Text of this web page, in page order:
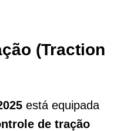
(Traction
está equipada
de tração